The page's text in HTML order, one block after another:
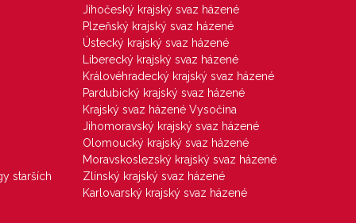
starších
Jihočeský krajský svaz házené
Plzeňský krajský svaz házené
Ústecký krajský svaz házené
Liberecký krajský svaz házené
Královéhradecký krajský svaz házené
Pardubický krajský svaz házené
Krajský svaz házené Vysočina
Jihomoravský krajský svaz házené
Olomoucký krajský svaz házené
Moravskoslezský krajský svaz házené
Zlínský krajský svaz házené
Karlovarský krajský svaz házené